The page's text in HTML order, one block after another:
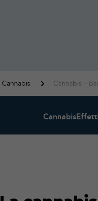
Cannabis Cannabis –
Cannabis